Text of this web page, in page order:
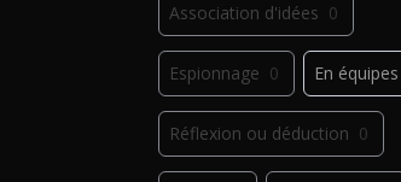
Association d'idées 0
Espionnage 0 En équipes
Réflexion ou déduction 0